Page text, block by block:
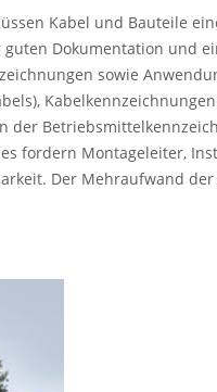
Kabel und Bauteile
Dokumentation und
sowie
fordern Montageleiter,
Der Mehraufwand